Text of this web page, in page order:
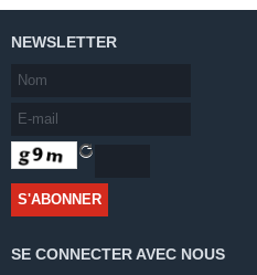
NEWSLETTER
SE CONNECTER AVEC NOUS